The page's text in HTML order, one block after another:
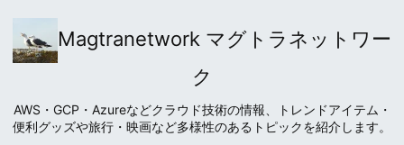
Magtranetwork マグトラネットワー
ク
AWS・GCP・Azureなどクラウド技術の情報、トレンドアイテム・
便利グッズや旅行・映画など多様性のあるトピックを紹介します。